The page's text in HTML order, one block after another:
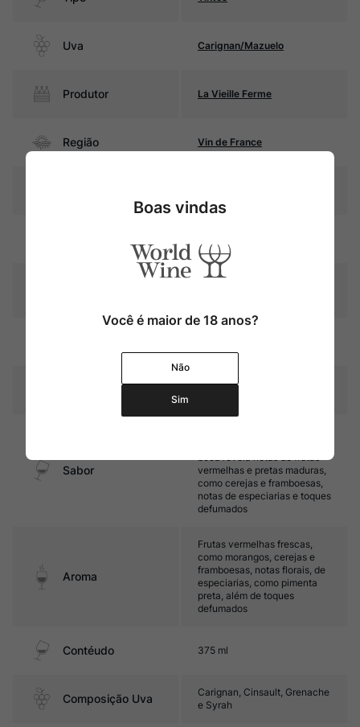
Uva Carignan/Mazuelo
Produtor La Vieille Ferme
Região Vin de France
violáceos
Graduação Alcóoli
Temperatura 15ºC – 17ºC
Sabor
boca revela notas de frutas
vermelhas e pretas maduras,
como cerejas e framboesas,
notas de especiarias e toques
defumados
Aroma
Frutas vermelhas frescas,
como morangos, cerejas e
framboesas, notas florais, de
especiarias, como pimenta
preta, além de toques
defumados
Contéudo 375 ml
Composição Uva
Carignan, Cinsault, Grenache
e Syrah
Boas vindas
Você é maior de 18 anos?
Não
Sim